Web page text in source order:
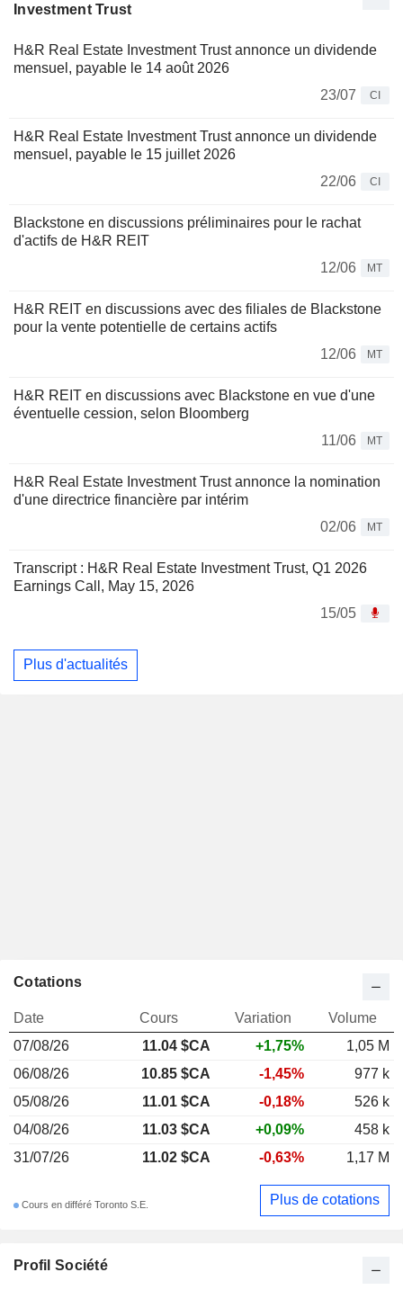
Investment Trust
H&R Real Estate Investment Trust annonce un dividende
mensuel, payable le 14 août 2026
23/07
CI
H&R Real Estate Investment Trust annonce un dividende
mensuel, payable le 15 juillet 2026
22/06
CI
Blackstone en discussions préliminaires pour le rachat
d'actifs de H&R REIT
12/06
MT
H&R REIT en discussions avec des filiales de Blackstone
pour la vente potentielle de certains actifs
12/06
MT
H&R REIT en discussions avec Blackstone en vue d'une
éventuelle cession, selon Bloomberg
11/06
MT
H&R Real Estate Investment Trust annonce la nomination
d'une directrice financière par intérim
02/06
MT
Transcript : H&R Real Estate Investment Trust, Q1 2026
Earnings Call, May 15, 2026
15/05
Plus d'actualités
Profil Société
Cotations
Date Cours Variation
Volume
07/08/26
11.04 $CA +1,75%
1,05 M
06/08/26
10.85 $CA -1,45%
977 k
05/08/26
11.01 $CA -0,18%
526 k
04/08/26
11.03 $CA +0,09%
458 k
31/07/26
11.02 $CA -0,63% 1,17 M
Cours en différé Toronto S.E. Plus de cotations